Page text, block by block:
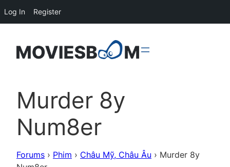
Murder 8y
Num8er
Forums › Phim › Châu Mỹ, Châu Âu › Murder 8y
Log In Register